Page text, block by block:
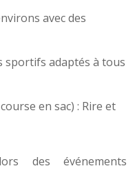
avec des
sportifs adaptés à tous
en sac) : Rire et
des événements